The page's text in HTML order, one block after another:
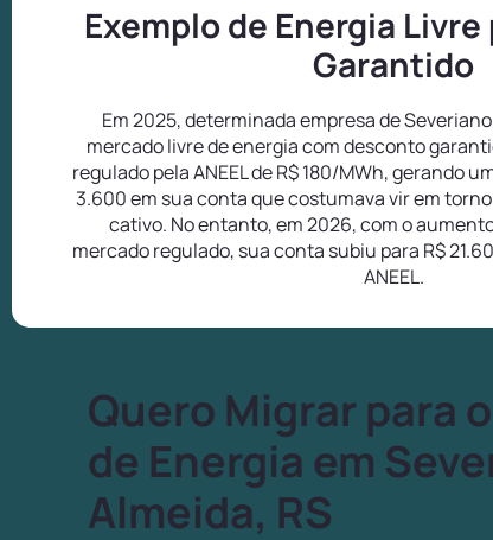
Exemplo de Energia
Garantido
Em 2025, determinada empresa de
mercado livre de energia com desconto
regulado pela ANEEL de R$ 180/MWh, gerando
3.600 em sua conta que costumava vir em
cativo. No entanto, em 2026, com o
mercado regulado, sua conta subiu para R$
ANEEL.
Quero Migrar para
de Energia em
Almeida, RS